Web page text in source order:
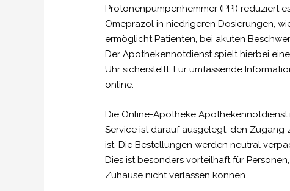
Protonenpumpenhemmer (PPI) reduziert
Omeprazol in niedrigeren Dosierungen,
ermöglicht Patienten, bei akuten
Der Apothekennotdienst spielt hierbei
Uhr sicherstellt. Für umfassende
online.
Die Online-Apotheke
Service ist darauf ausgelegt, den
ist. Die Bestellungen werden neutral
Dies ist besonders vorteilhaft für
Zuhause nicht verlassen können.